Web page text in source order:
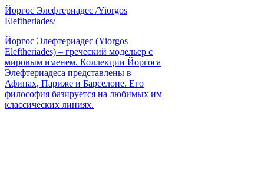
Йоргос Элефтериадес /Yiorgos
Eleftheriades/
Йоргос Элефтериадес (Yiorgos
Eleftheriades) – греческий модельер с
мировым именем. Коллекции Йоргоса
Элефтериадеса представлены в
Афинах, Париже и Барселоне. Его
философия базируется на любимых им
классических линиях.